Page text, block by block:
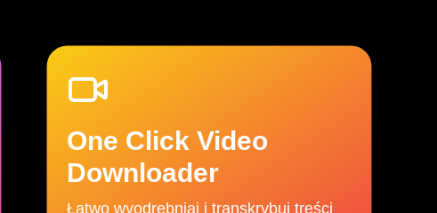
One Click Video
Downloader
Łatwo wyodrębniaj i transkrybuj treści